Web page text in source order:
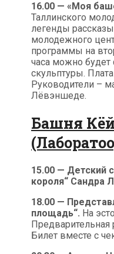
16.00 — «Моя
Таллинского
легенды
молодежного
программы на
часа можно будет
скульптуры.
Руководители –
Лёвэншеде.
Башня
15.00 — Детский
короля“ Сандра
18.00 —
площадь“. На
Предварительная
Билет вместе с